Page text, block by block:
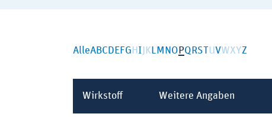
AlleABC D EFG H I K L M N O PQ RSTUVWXYZ
Wirkstoff Weitere Angaben